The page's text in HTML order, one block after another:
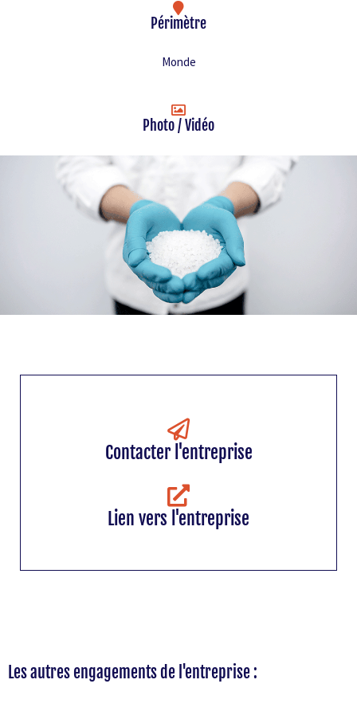
Périmètre
Monde
Photo / Vidéo
Contacter l'entreprise
Lien vers l'entreprise
Les autres engagements de l'entreprise :